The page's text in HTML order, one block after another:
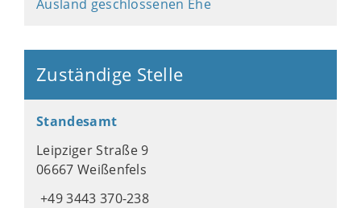
Ausland geschlossenen Ehe
Zuständige Stelle
Standesamt
Leipziger Straße 9
06667 Weißenfels
+49 3443 370-238